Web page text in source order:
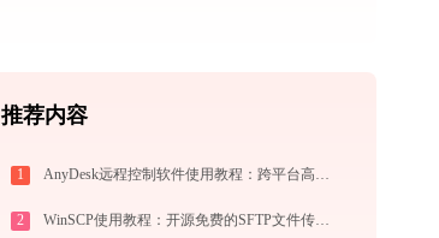
推荐内容
1 AnyDesk远程控制软件使用教程：跨平台高速远程桌面连接完全指南
2 WinSCP使用教程：开源免费的SFTP文件传输工具，运维必备远程管理利器